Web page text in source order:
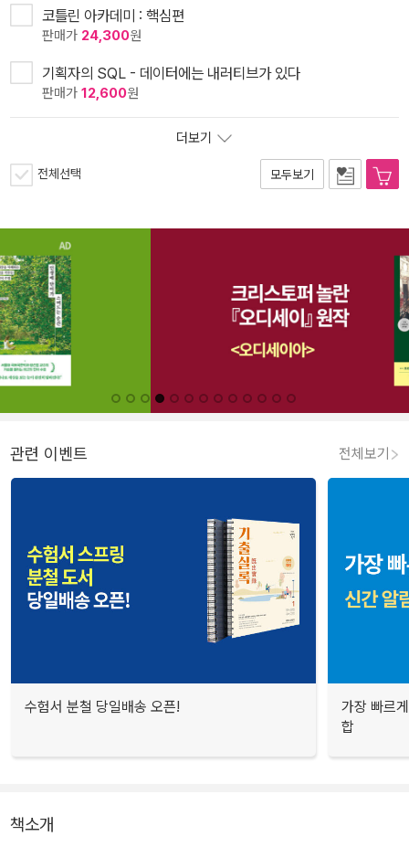
코틀린 아카데미 : 핵심편
판매가 24,300원
기획자의 SQL - 데이터에는 내러티브가 있다
판매가 12,600원
더보기
전체선택 모두보기
관련 이벤트 전체보기
수험서 분철 당일배송 오픈!
가장 빠르
합
책소개